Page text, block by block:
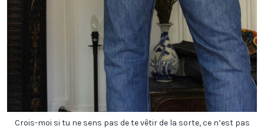
Crois-moi si tu ne sens pas de te vêtir de la sorte, ce n’est pas